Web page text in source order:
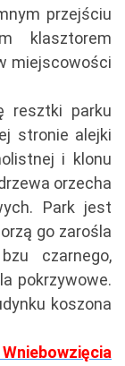
przejściu
klasztorem
miejscowości
resztki parku
stronie alejki
i klonu
orzecha
Park jest
go zarośla
czarnego,
pokrzywowe.
koszona